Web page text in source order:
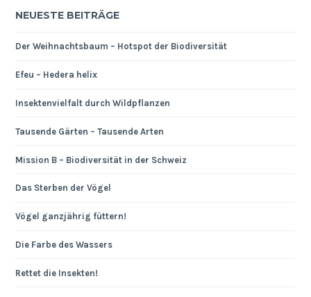
NEUESTE BEITRÄGE
Der Weihnachtsbaum – Hotspot der Biodiversität
Efeu – Hedera helix
Insektenvielfalt durch Wildpflanzen
Tausende Gärten – Tausende Arten
Mission B – Biodiversität in der Schweiz
Das Sterben der Vögel
Vögel ganzjährig füttern!
Die Farbe des Wassers
Rettet die Insekten!